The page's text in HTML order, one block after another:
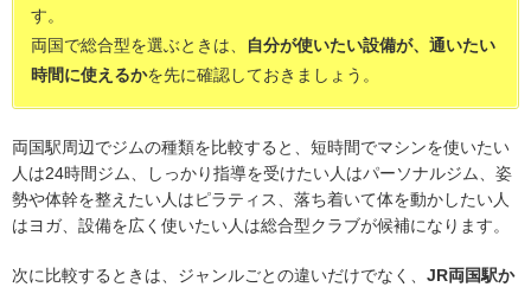
す。
両国で総合型を選ぶときは、
自分が使いたい設備が、通いたい
時間に使えるかを先に確認しておきましょう。
両国駅周辺でジムの種類を比較すると、短時間でマシンを使いたい
人は24時間ジム、しっかり指導を受けたい人はパーソナルジム、姿
勢や体幹を整えたい人はピラティス、落ち着いて体を動かしたい人
はヨガ、設備を広く使いたい人は総合型クラブが候補になります。
次に比較するときは、ジャンルごとの違いだけでなく、 JR両国駅か